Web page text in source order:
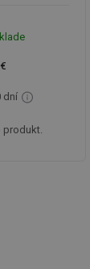
dní
produkt.